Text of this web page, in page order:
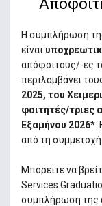
Η συμπλήρωση
είναι
απόφοιτους/-ες
περιλαμβάνει
2025, του
φοιτητές/τριες
Εξαμήνου 2026*
από τη
Μπορείτε να
συμπλήρωση της